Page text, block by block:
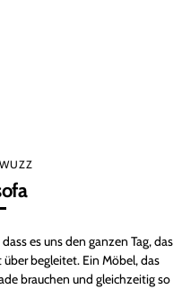
es uns den ganzen Tag, das
begleitet. Ein Möbel, das
brauchen und gleichzeitig so